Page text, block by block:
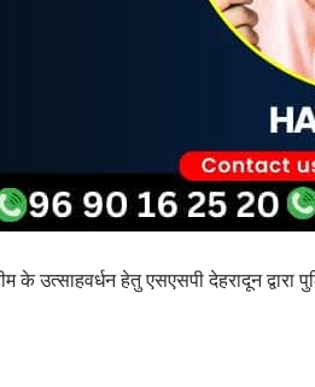
के उत्साहवर्धन हेतु एसएसपी देहरादून